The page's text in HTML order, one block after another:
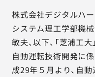
セミナー・イベント
事例紹介
品質コラム
株式会社デジタルハ
システム理工学部機械
敏夫、以下、「芝浦工
自動運転技術開発に
成29年５月より、自